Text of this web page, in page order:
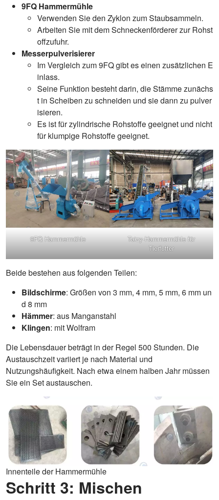
9FQ Hammermühle
Verwenden Sie den Zyklon zum Staubsammeln.
Arbeiten Sie mit dem Schneckenförderer zur Rohst
offzufuhr.
Messerpulverisierer
Im Vergleich zum 9FQ gibt es einen zusätzlichen E
inlass.
Seine Funktion besteht darin, die Stämme zunächs
t in Scheiben zu schneiden und sie dann zu pulver
isieren.
Es ist für zylindrische Rohstoffe geeignet und nicht
für klumpige Rohstoffe geeignet.
9FQ Hammermühle
Taizy-Hammermühle für
Tierfutter
Beide bestehen aus folgenden Teilen:
Bildschirme: Größen von 3 mm, 4 mm, 5 mm, 6 mm un
d 8 mm
Hämmer: aus Manganstahl
Klingen: mit Wolfram
Die Lebensdauer beträgt in der Regel 500 Stunden. Die
Austauschzeit variiert je nach Material und
Nutzungshäufigkeit. Nach etwa einem halben Jahr müssen
Sie ein Set austauschen.
Innenteile der Hammermühle
Schritt 3: Mischen